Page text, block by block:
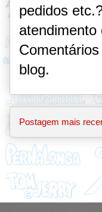
pedidos
atendimento
blog.
Postagem mais